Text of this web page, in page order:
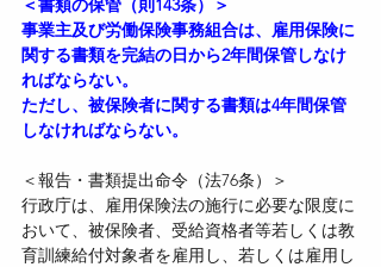
事業主及び労働保険事務組合は、雇用保険に
関する書類を完結の日から2年間保管しなけ
ればならない。
ただし、被保険者に関する書類は4年間保管
しなければならない。
＜報告・書類提出命令（法76条）＞
行政庁は、雇用保険法の施行に必要な限度に
おいて、被保険者、受給資格者等若しくは教
育訓練給付対象者を雇用し、若しくは雇用し